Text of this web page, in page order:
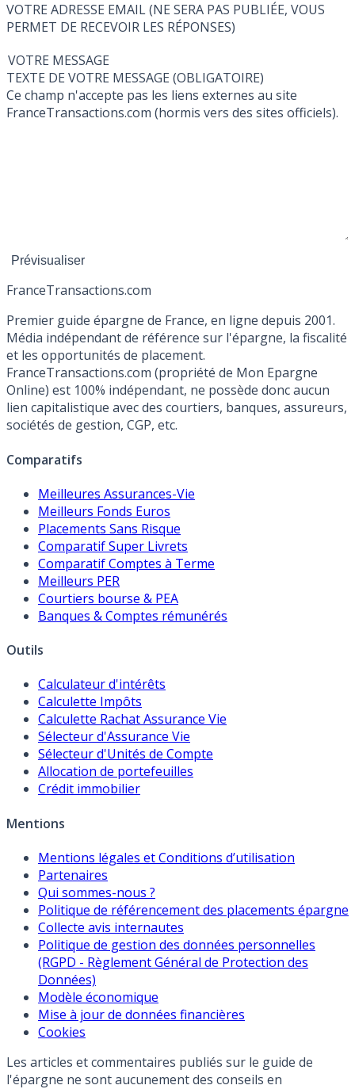
VOTRE ADRESSE EMAIL (NE SERA PAS PUBLIÉE, VOUS
PERMET DE RECEVOIR LES RÉPONSES)
VOTRE MESSAGE
TEXTE DE VOTRE MESSAGE (OBLIGATOIRE)
Ce champ n'accepte pas les liens externes au site
FranceTransactions.com (hormis vers des sites officiels).
FranceTransactions.com
Premier guide épargne de France, en ligne depuis 2001.
Média indépendant de référence sur l'épargne, la fiscalité
et les opportunités de placement.
FranceTransactions.com (propriété de Mon Epargne
Online) est 100% indépendant, ne possède donc aucun
lien capitalistique avec des courtiers, banques, assureurs,
sociétés de gestion, CGP, etc.
Comparatifs
Meilleures Assurances-Vie
Meilleurs Fonds Euros
Placements Sans Risque
Comparatif Super Livrets
Comparatif Comptes à Terme
Meilleurs PER
Courtiers bourse & PEA
Banques & Comptes rémunérés
Outils
Calculateur d'intérêts
Calculette Impôts
Calculette Rachat Assurance Vie
Sélecteur d'Assurance Vie
Sélecteur d'Unités de Compte
Allocation de portefeuilles
Crédit immobilier
Mentions
Mentions légales et Conditions d’utilisation
Partenaires
Qui sommes-nous ?
Politique de référencement des placements épargne
Collecte avis internautes
Politique de gestion des données personnelles
(RGPD - Règlement Général de Protection des
Données)
Modèle économique
Mise à jour de données financières
Cookies
Les articles et commentaires publiés sur le guide de
l'épargne ne sont aucunement des conseils en